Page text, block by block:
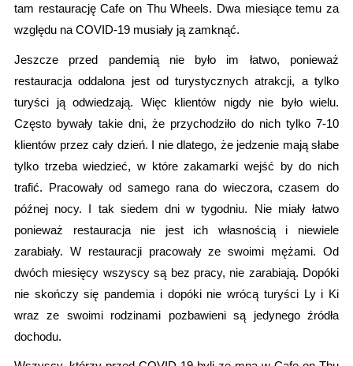
tam restaurację Cafe on Thu Wheels. Dwa miesiące temu za
względu na COVID-19 musiały ją zamknąć.
Jeszcze przed pandemią nie było im łatwo, ponieważ
restauracja oddalona jest od turystycznych atrakcji, a tylko
turyści ją odwiedzają. Więc klientów nigdy nie było wielu.
Często bywały takie dni, że przychodziło do nich tylko 7-10
klientów przez cały dzień. I nie dlatego, że jedzenie mają słabe
tylko trzeba wiedzieć, w które zakamarki wejść by do nich
trafić. Pracowały od samego rana do wieczora, czasem do
późnej nocy. I tak siedem dni w tygodniu. Nie miały łatwo
ponieważ restauracja nie jest ich własnością i niewiele
zarabiały. W restauracji
pracowały ze swoimi mężami. Od
dwóch miesięcy wszyscy są bez pracy, nie zarabiają. Dopóki
nie skończy się pandemia i dopóki nie wrócą turyści Ly i Ki
wraz ze swoimi rodzinami pozbawieni są jedynego źródła
dochodu.